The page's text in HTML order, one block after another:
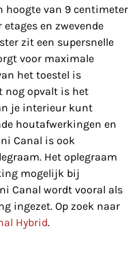
hoogte van 9 centimeter
en zwevende
zit een supersnelle
voor maximale
het toestel is
nog opvalt is het
je interieur kunt
houtafwerkingen en
Canal is ook
Het oplegraam
mogelijk bij
Canal wordt vooral als
ingezet. Op zoek naar
Hybrid.